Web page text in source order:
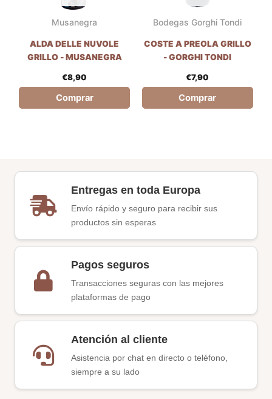
Musanegra
ALDA DELLE NUVOLE
GRILLO - MUSANEGRA
€8,90
Comprar
Bodegas Gorghi Tondi
COSTE A PREOLA GRILLO
- GORGHI TONDI
€7,90
Comprar
Entregas en toda Europa
Envío rápido y seguro para recibir sus
productos sin esperas
Pagos seguros
Transacciones seguras con las mejores
plataformas de pago
Atención al cliente
Asistencia por chat en directo o teléfono,
siempre a su lado